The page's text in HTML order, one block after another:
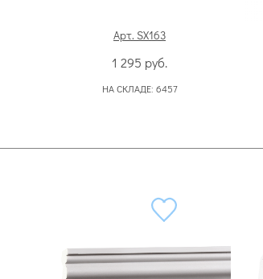
Арт. SX163
1 295 руб.
НА СКЛАДЕ: 6457